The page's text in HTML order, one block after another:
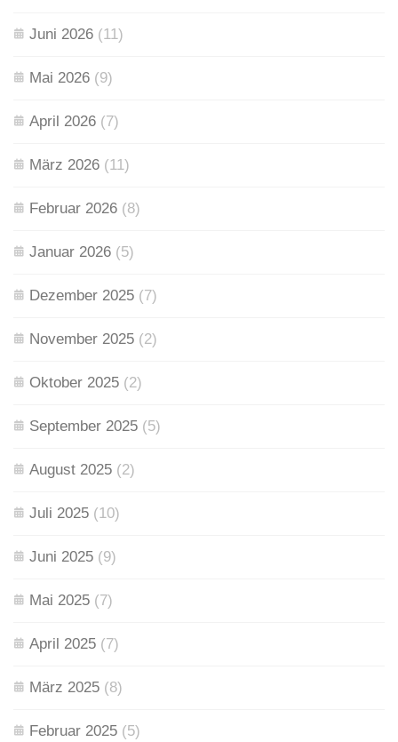
Juni 2026 (11)
Mai 2026 (9)
April 2026 (7)
März 2026 (11)
Februar 2026 (8)
Januar 2026 (5)
Dezember 2025 (7)
November 2025 (2)
Oktober 2025 (2)
September 2025 (5)
August 2025 (2)
Juli 2025 (10)
Juni 2025 (9)
Mai 2025 (7)
April 2025 (7)
März 2025 (8)
Februar 2025 (5)